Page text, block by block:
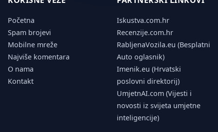
Početna
Spam brojevi
Mobilne mreže
Najviše komentara
O nama
Kontakt
Iskustva.com.hr
Recenzije.com.hr
RabljenaVozila.eu (Besplatni
Auto oglasnik)
Imenik.eu (Hrvatski
poslovni direktorij)
UmjetnAI.com (Vijesti i
novosti iz svijeta umjetne
inteligencije)